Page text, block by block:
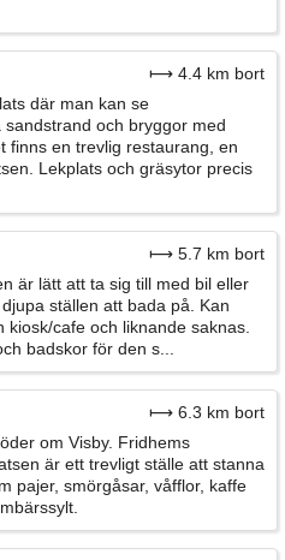
⟼ 4.4 km bort
där man kan se
och bryggor med
finns en trevlig restaurang, en
Lekplats och gräsytor precis
⟼ 5.7 km bort
är lätt att ta sig till med bil eller
ställen att bada på. Kan
kiosk/cafe och liknande saknas.
badskor för den s...
⟼ 6.3 km bort
om Visby. Fridhems
är ett trevligt ställe att stanna
pajer, smörgåsar, våfflor, kaffe